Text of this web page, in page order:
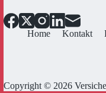
Home Kontakt
Copyright © 2026